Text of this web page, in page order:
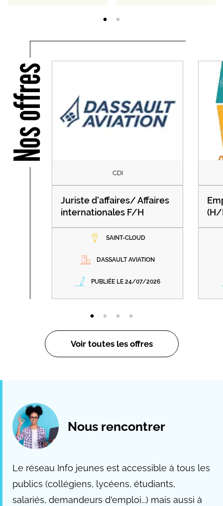
Nos offres
CDI
Juriste d'affaires/ Affaires
internationales F/H
SAINT-CLOUD
DASSAULT AVIATION
PUBLIÉE LE 24/07/2026
(H/
Voir toutes les offres
Nous rencontrer
Le réseau Info jeunes est accessible à tous les
publics (collégiens, lycéens, étudiants,
salariés, demandeurs d'emploi...) mais aussi à